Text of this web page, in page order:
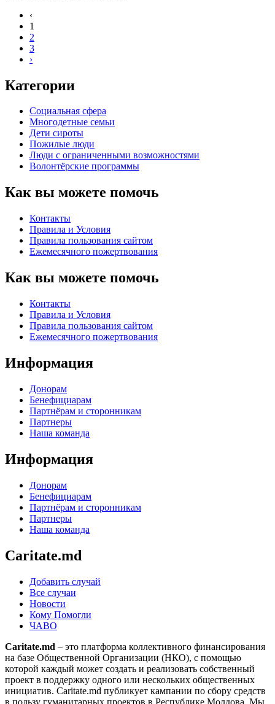
‹
1
2
3
›
Категории
Социальная сфера
Многодетные семьи
Дети сироты
Пожилые люди
Люди с ограниченными возможностями
Волонтёрские программы
Как вы можете помочь
Контакты
Правила и Условия
Правила пользования сайтом
Eжемесячного пожертвования
Как вы можете помочь
Контакты
Правила и Условия
Правила пользования сайтом
Eжемесячного пожертвования
Информация
Донорам
Бенефициарам
Партнёрам и сторонникам
Партнеры
Наша команда
Информация
Донорам
Бенефициарам
Партнёрам и сторонникам
Партнеры
Наша команда
Caritate.md
Добавить случай
Все случаи
Новости
Кому Помогли
ЧАВО
Caritate.md – это платформа коллективного финансирования
на базе Общественной Организации (НКО), с помощью
которой каждый может создать и реализовать собственный
проект в поддержку одного или нескольких общественных
инициатив. Caritate.md публикует кампании по сбору средств
в пользу гуманитарных проектов в Республике Молдова. Мы